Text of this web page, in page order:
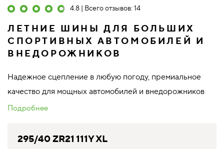
4.8 | Всего отзывов: 14
ЛЕТНИЕ ШИНЫ ДЛЯ БОЛЬШИХ
СПОРТИВНЫХ АВТОМОБИЛЕЙ И
ВНЕДОРОЖНИКОВ
Надежное сцепление в любую погоду, премиальное
качество для мощных автомобилей и внедорожников
Подробнее
295/40 ZR21 111Y XL